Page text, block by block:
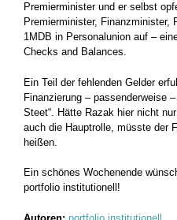
Premierminister und er selbst
Premierminister, Finanzminister,
1MDB in Personalunion auf –
Checks and Balances.
Ein Teil der fehlenden Gelder
Finanzierung – passenderweise
Steet“. Hätte Razak hier nicht
auch die Hauptrolle, müsste der
heißen.
Ein schönes Wochenende
portfolio institutionell!